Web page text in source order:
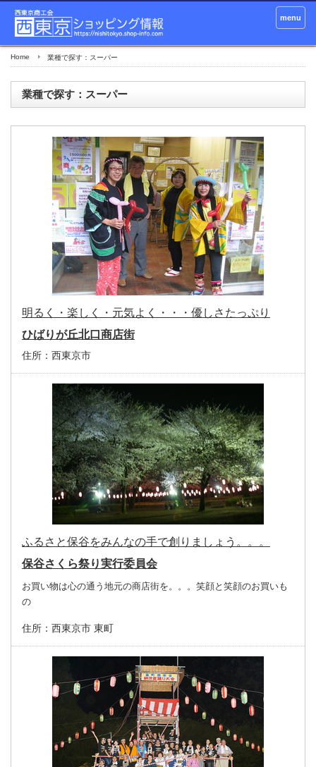
menu
Home 業種で探す：スーパー
業種で探す：スーパー
明るく・楽しく・元気よく・・・優しさたっぷり
ひばりが丘北口商店街
住所： 西東京市
ふるさと保谷をみんなの手で創りましょう。。。
保谷さくら祭り実行委員会
お買い物は心の通う地元の商店街を。。。笑顔と笑顔のお買いも
の
住所： 西東京市 東町